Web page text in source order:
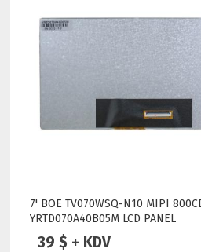
7' BOE TV070WSQ-N10 MIPI
YRTD070A40B05M LCD PANEL
39 $ + KDV